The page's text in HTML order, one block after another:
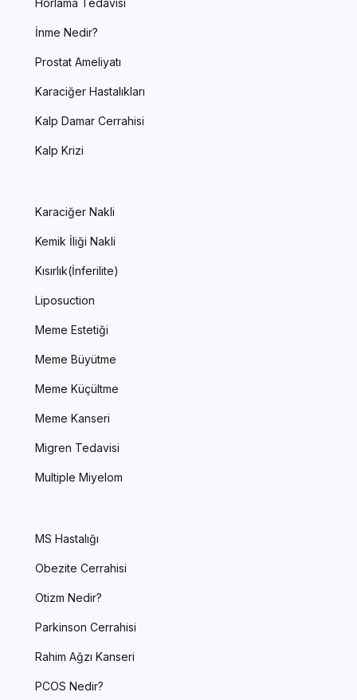
İnme Nedir?
Prostat Ameliyatı
Karaciğer Hastalıkları
Kalp Damar Cerrahisi
Kalp Krizi
Karaciğer Nakli
Kemik İliği Nakli
Kısırlık(İnferilite)
Liposuction
Meme Estetiği
Meme Büyütme
Meme Küçültme
Meme Kanseri
Migren Tedavisi
Multiple Miyelom
MS Hastalığı
Obezite Cerrahisi
Otizm Nedir?
Parkinson Cerrahisi
Rahim Ağzı Kanseri
PCOS Nedir?